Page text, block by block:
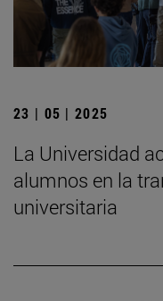
23 | 05 | 2025
La Universidad
alumnos en la
universitaria